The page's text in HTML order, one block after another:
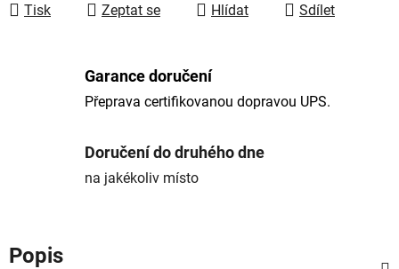
Tisk Zeptat se Hlídat Sdílet
Garance doručení
Přeprava certifikovanou dopravou UPS.
Doručení do druhého dne
na jakékoliv místo
Popis